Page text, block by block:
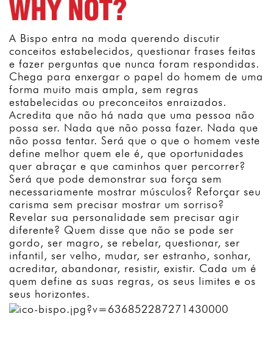
A Bispo entra na moda querendo discutir
conceitos estabelecidos, questionar frases feitas
e fazer perguntas que nunca foram respondidas.
Chega para enxergar o papel do homem de uma
forma muito mais ampla, sem regras
estabelecidas ou preconceitos enraizados.
Acredita que não há nada que uma pessoa não
possa ser. Nada que não possa fazer. Nada que
não possa tentar. Será que o que o homem veste
define melhor quem ele é, que oportunidades
quer abraçar e que caminhos quer percorrer?
Será que pode demonstrar sua força sem
necessariamente mostrar músculos? Reforçar seu
carisma sem precisar mostrar um sorriso?
Revelar sua personalidade sem precisar agir
diferente? Quem disse que não se pode ser
gordo, ser magro, se rebelar, questionar, ser
infantil, ser velho, mudar, ser estranho, sonhar,
acreditar, abandonar, resistir, existir. Cada um é
quem define as suas regras, os seus limites e os
seus horizontes.